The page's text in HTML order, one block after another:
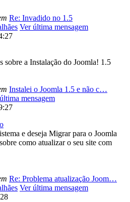
Re: Invadido no 1.5
Ver última mensagem
sobre a Instalação do Joomla! 1.5
Instalei o Joomla 1.5 e não c…
mensagem
e deseja Migrar para o Joomla
como atualizar o seu site com
Re: Problema atualização Joom…
Ver última mensagem